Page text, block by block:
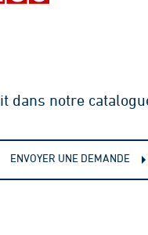
dans notre
ENVOYER UNE DEMANDE